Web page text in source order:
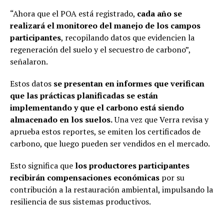
“Ahora que el POA está registrado, cada año se
realizará el monitoreo del manejo de los campos
participantes, recopilando datos que evidencien la
regeneración del suelo y el secuestro de carbono”,
señalaron.
Estos datos se presentan en informes que verifican
que las prácticas planificadas se están
implementando y que el carbono está siendo
almacenado en los suelos.Una vez que Verra revisa y
aprueba estos reportes, se emiten los certificados de
carbono, que luego pueden ser vendidos en el mercado.
Esto significa que los productores participantes
recibirán compensaciones económicas por su
contribución a la restauración ambiental, impulsando la
resiliencia de sus sistemas productivos.